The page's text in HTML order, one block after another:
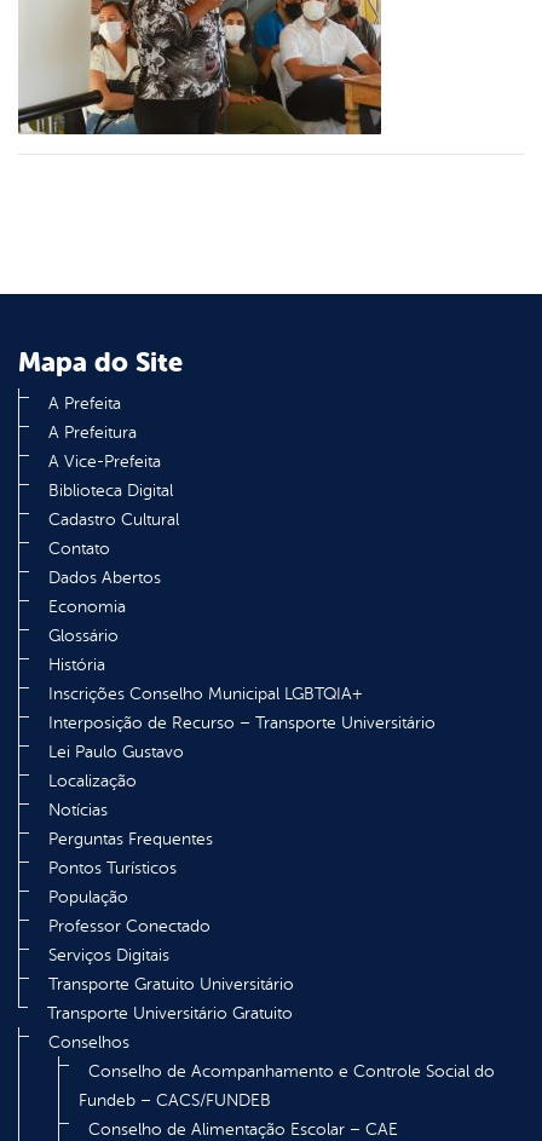
Mapa do Site
A Prefeita
A Prefeitura
A Vice-Prefeita
Biblioteca Digital
Cadastro Cultural
Contato
Dados Abertos
Economia
Glossário
História
Inscrições Conselho Municipal LGBTQIA+
Interposição de Recurso – Transporte Universitário
Lei Paulo Gustavo
Localização
Notícias
Perguntas Frequentes
Pontos Turísticos
População
Professor Conectado
Serviços Digitais
Transporte Gratuito Universitário
Transporte Universitário Gratuito
Conselhos
Conselho de Acompanhamento e Controle Social do
Fundeb – CACS/FUNDEB
Conselho de Alimentação Escolar – CAE